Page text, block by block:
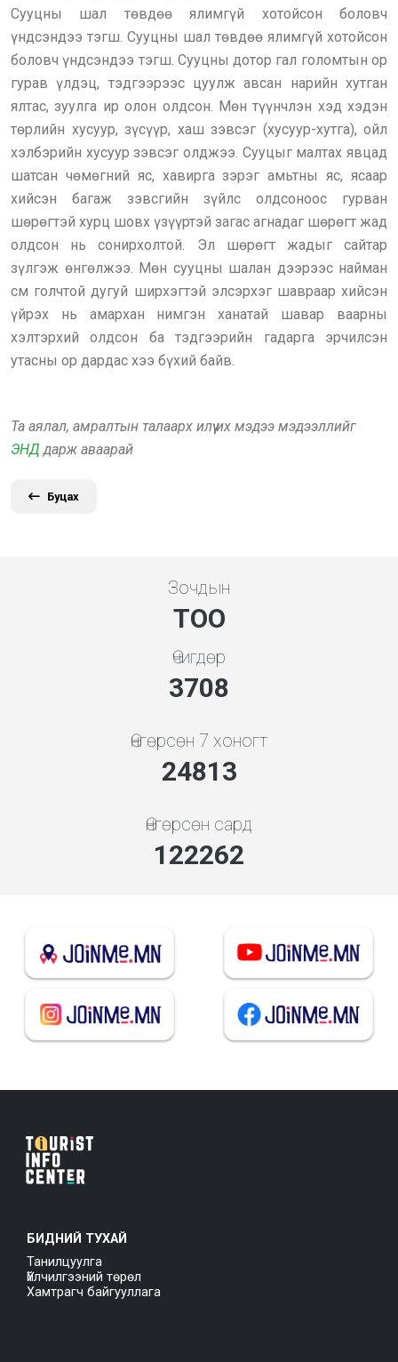
Сууцны шал төвдөө ялимгүй хотойсон боловч
үндсэндээ тэгш. Сууцны шал төвдөө ялимгүй хотойсон
боловч үндсэндээ тэгш. Сууцны дотор гал голомтын ор
гурав үлдэц, тэдгээрээс цуулж авсан нарийн хутган
ялтас, зуулга ир олон олдсон. Мөн түүнчлэн хэд хэдэн
төрлийн хусуур, зүсүүр, хаш зэвсэг (хусуур-хутга), ойл
хэлбэрийн хусуур зэвсэг олджээ. Сууцыг малтах явцад
шатсан чөмөгний яс, хавирга зэрэг амьтны яс, ясаар
хийсэн багаж зэвсгийн зүйлс олдсоноос гурван
шөрөгтэй хурц шовх үзүүртэй загас агнадаг шөрөгт жад
олдсон нь сонирхолтой. Эл шөрөгт жадыг сайтар
зүлгэж өнгөлжээ. Мөн сууцны шалан дээрээс найман
см голчтой дугуй ширхэгтэй элсэрхэг шавраар хийсэн
үйрэх нь амархан нимгэн ханатай шавар ваарны
хэлтэрхий олдсон ба тэдгээрийн гадарга эрчилсэн
утасны ор дардас хээ бүхий байв.
Та аялал, амралтын талаарх илүү их мэдээ мэдээллийг
ЭНД дарж аваарай
Буцах
Зочдын
ТОО
Өчигдөр
3994
Өнгөрсөн 7 хоногт
26721
Өнгөрсөн сард
131666
БИДНИЙ ТУХАЙ
Танилцуулга
Үйлчилгээний төрөл
Хамтрагч байгууллага